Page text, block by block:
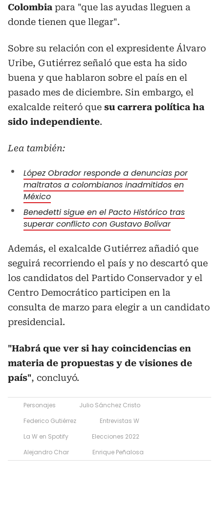
Colombia para "que las ayudas lleguen a
donde tienen que llegar".
Sobre su relación con el expresidente Álvaro
Uribe, Gutiérrez señaló que esta ha sido
buena y que hablaron sobre el país en el
pasado mes de diciembre. Sin embargo, el
exalcalde reiteró que su carrera política ha
sido independiente.
Lea también:
López Obrador responde a denuncias por
maltratos a colombianos inadmitidos en
México
Benedetti sigue en el Pacto Histórico tras
superar conflicto con Gustavo Bolívar
Además, el exalcalde Gutiérrez añadió que
seguirá recorriendo el país y no descartó que
los candidatos del Partido Conservador y el
Centro Democrático participen en la
consulta de marzo para elegir a un candidato
presidencial.
"Habrá que ver si hay coincidencias en
materia de propuestas y de visiones de
país", concluyó.
Personajes
Julio Sánchez Cristo
Federico Gutiérrez
Entrevistas W
La W en Spotify
Elecciones 2022
Alejandro Char
Enrique Peñalosa